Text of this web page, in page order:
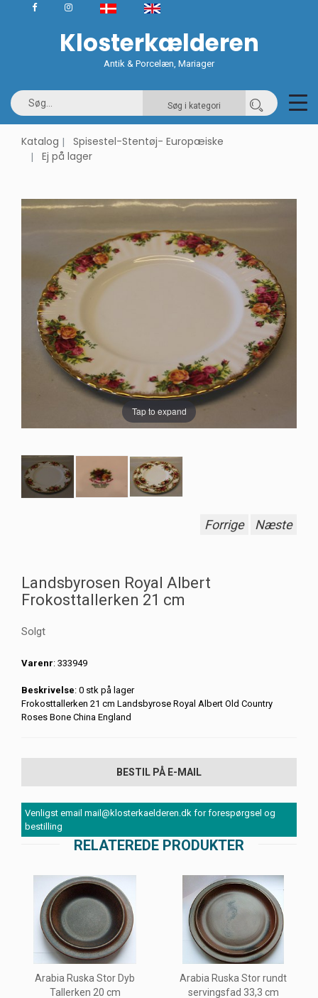
Klosterkælderen
Antik & Porcelæn, Mariager
Søg i kategori
Katalog
Spisestel-Stentøj- Europæiske
Ej på lager
Tap to expand
Forrige Næste
Landsbyrosen Royal Albert
Frokosttallerken 21 cm
Solgt
Varenr: 333949
Beskrivelse: 0 stk på lager
Frokosttallerken 21 cm Landsbyrose Royal Albert Old Country
Roses Bone China England
BESTIL PÅ E-MAIL
Venligst email mail@klosterkaelderen.dk for forespørgsel og
bestilling
RELATEREDE PRODUKTER
Arabia Ruska Stor Dyb
Tallerken 20 cm
Arabia Ruska Stor rundt
servingsfad 33,3 cm